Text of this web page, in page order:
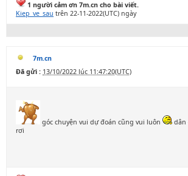
1 người cảm ơn 7m.cn cho bài viết.
Kiep_ve_sau trên 22-11-2022(UTC) ngày
7m.cn
Đã gửi : 13/10/2022 lúc 11:47:20(UTC)
góc chuyện vui dự đoán cũng vui luôn
dân
rơi